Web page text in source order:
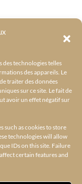
des technologies telles
des appareils. Le
traiter des données
sur ce site. Le fait de
avoir un effet négatif sur
such as cookies to store
technologies will allow
IDs on this site. Failure
certain features and